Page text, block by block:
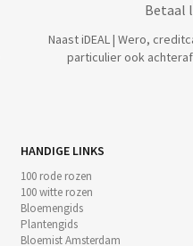
Betaal
Naast iDEAL | Wero,
particulier ook
HANDIGE LINKS
100 rode rozen
100 witte rozen
Bloemengids
Plantengids
Bloemist Amsterdam